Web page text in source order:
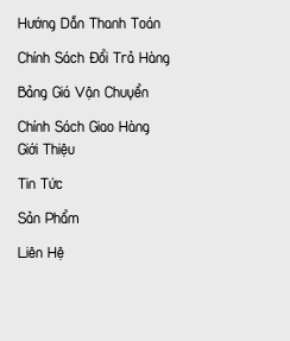
Hướng Dẫn Thanh Toán
Chính Sách Đổi Trả Hàng
Bảng Giá Vận Chuyển
Chính Sách Giao Hàng
Giới Thiệu
Tin Tức
Sản Phẩm
Liên Hệ